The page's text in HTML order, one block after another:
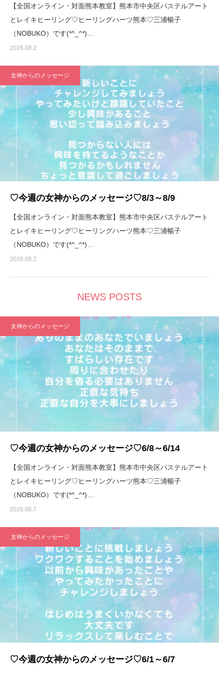
【全国オンライン・対面熊本教室】熊本市中央区パステルアート
とレイキヒーリング♡ヒーリングハーツ熊本♡三浦暢子
（NOBUKO）です(*^_^*)…
2026.08.2
女神からのメッセージ
♡今週の女神からのメッセージ♡8/3～8/9
【全国オンライン・対面熊本教室】熊本市中央区パステルアート
とレイキヒーリング♡ヒーリングハーツ熊本♡三浦暢子
（NOBUKO）です(*^_^*)…
2026.08.2
NEWS POSTS
女神からのメッセージ
♡今週の女神からのメッセージ♡6/8～6/14
【全国オンライン・対面熊本教室】熊本市中央区パステルアート
とレイキヒーリング♡ヒーリングハーツ熊本♡三浦暢子
（NOBUKO）です(*^_^*)…
2026.06.7
女神からのメッセージ
♡今週の女神からのメッセージ♡6/1～6/7